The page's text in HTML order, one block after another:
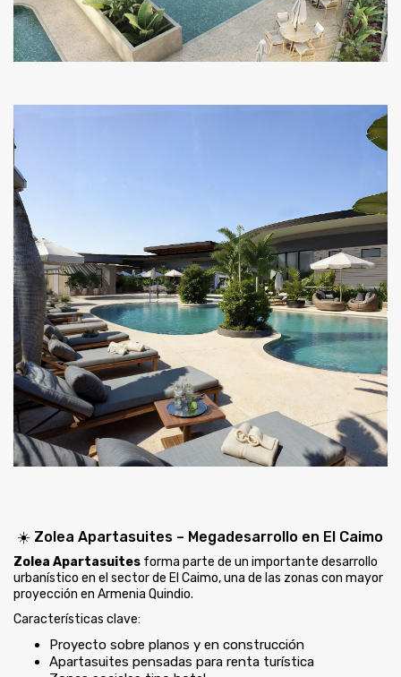
☀️ Zolea Apartasuites – Megadesarrollo en El Caimo
Zolea Apartasuites forma parte de un importante desarrollo
urbanístico en el sector de El Caimo, una de las zonas con mayor
proyección en Armenia Quindio.
Características clave:
Proyecto sobre planos y en construcción
Apartasuites pensadas para renta turística